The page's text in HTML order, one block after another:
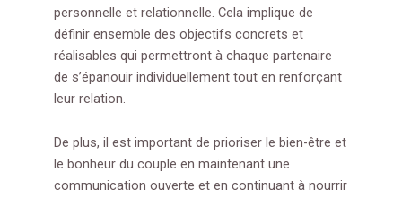
personnelle et relationnelle. Cela implique de
définir ensemble des objectifs concrets et
réalisables qui permettront à chaque partenaire
de s’épanouir individuellement tout en renforçant
leur relation.
De plus, il est important de prioriser le bien-être et
le bonheur du couple en maintenant une
communication ouverte et en continuant à nourrir